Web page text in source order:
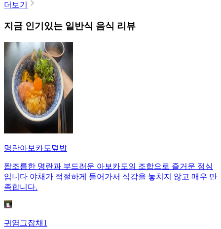
더보기
지금 인기있는 일반식 음식 리뷰
명란아보카도덮밥
짭조름한 명란과 부드러운 아보카도의 조합으로 즐거운 점심
입니다 야채가 적절하게 들어가서 식감을 놓치지 않고 매우 만
족합니다.
귀염그잡채1